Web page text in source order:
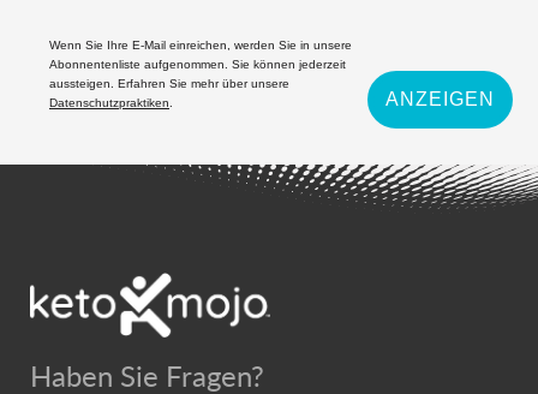
Wenn Sie Ihre E-Mail einreichen, werden Sie in unsere
Abonnentenliste aufgenommen. Sie können jederzeit
aussteigen. Erfahren Sie mehr über unsere
Datenschutzpraktiken
ANZEIGEN
Haben Sie Fragen?